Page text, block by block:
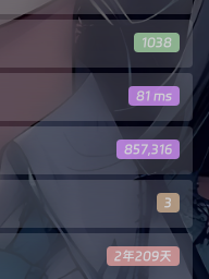
1038
81 ms
857,316
3
2年209天